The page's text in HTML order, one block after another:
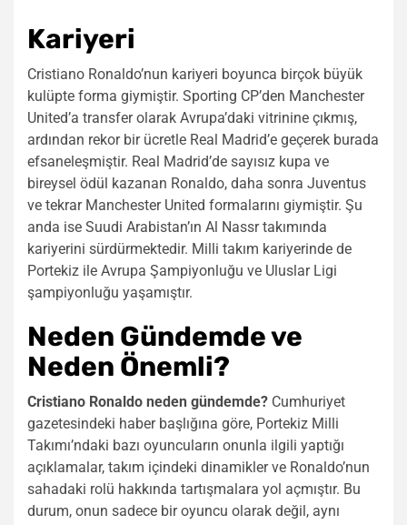
Kariyeri
Cristiano Ronaldo’nun kariyeri boyunca birçok büyük
kulüpte forma giymiştir. Sporting CP’den Manchester
United’a transfer olarak Avrupa’daki vitrinine çıkmış,
ardından rekor bir ücretle Real Madrid’e geçerek burada
efsaneleşmiştir. Real Madrid’de sayısız kupa ve
bireysel ödül kazanan Ronaldo, daha sonra Juventus
ve tekrar Manchester United formalarını giymiştir. Şu
anda ise Suudi Arabistan’ın Al Nassr takımında
kariyerini sürdürmektedir. Milli takım kariyerinde de
Portekiz ile Avrupa Şampiyonluğu ve Uluslar Ligi
şampiyonluğu yaşamıştır.
Neden Gündemde ve
Neden Önemli?
Cristiano Ronaldo neden gündemde? Cumhuriyet
gazetesindeki haber başlığına göre, Portekiz Milli
Takımı’ndaki bazı oyuncuların onunla ilgili yaptığı
açıklamalar, takım içindeki dinamikler ve Ronaldo’nun
sahadaki rolü hakkında tartışmalara yol açmıştır. Bu
durum, onun sadece bir oyuncu olarak değil, aynı